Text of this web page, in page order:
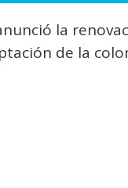
la
de la